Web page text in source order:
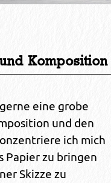
Komposition
eine grobe
und den
ich mich
Papier zu bringen
Skizze zu